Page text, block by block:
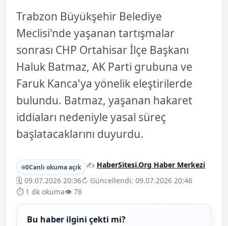
Trabzon Büyükşehir Belediye
Meclisi'nde yaşanan tartışmalar
sonrası CHP Ortahisar İlçe Başkanı
Haluk Batmaz, AK Parti grubuna ve
Faruk Kanca'ya yönelik eleştirilerde
bulundu. Batmaz, yaşanan hakaret
iddiaları nedeniyle yasal süreç
başlatacaklarını duyurdu.
✍️ HaberSitesi.Org Haber Merkezi
🗓️ 09.07.2026 20:36↻ Güncellendi: 09.07.2026 20:46
⏱️ 1 dk okuma👁️ 78
0Canlı okuma açık
Bu haber ilgini çekti mi?